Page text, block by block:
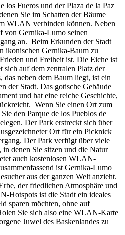
los Fueros und der Plaza de la Paz
Sie im Schatten der Bäume
WLAN verbinden können. Neben
von Gernika-Lumo seinen
an. Beim Erkunden der Stadt
ikonischen Gernika-Baum zu
und Freiheit ist. Die Eiche ist
sich auf dem zentralen Platz der
das neben dem Baum liegt, ist ein
der Stadt. Das gotische Gebäude
und hat eine reiche Geschichte,
Wenn Sie einen Ort zum
den Parque de los Pueblos de
Der Park erstreckt sich über
Ort für ein Picknick
Der Park verfügt über viele
denen Sie sitzen und die Natur
auch kostenlosen WLAN-
ist Gernika-Lumo
aus der ganzen Welt anzieht.
der friedlichen Atmosphäre und
Hotspots ist die Stadt ein ideales
sparen möchten, ohne auf
Sie sich also eine WLAN-Karte
Juwel des Baskenlandes zu